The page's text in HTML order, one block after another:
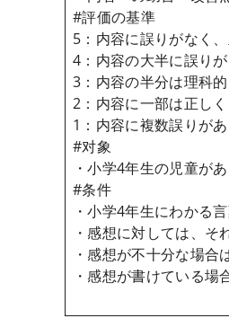
#評価の基準
5：内容に誤りがなく
4：内容の大半に誤り
3：内容の半分は理科
2：内容に一部は正し
1：内容に複数誤りが
#对象
・小学4年生の児童が
#条件
・小学4年生にわかる
・感想に対しては、そ
・感想が不十分な場合
・感想が書けている